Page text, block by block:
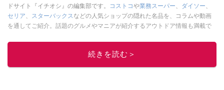
ドサイト『イチオシ』の編集部です。
コストコや業務スーパー、 ダイソー、
セリア、 スターバックスなどの人気ショップの隠れた名品を、コラムや動画
を通してご紹介。話題のグルメやマニアが紹介するアウトドア情報も満載で
レビューしています。毎日トレンド情報をお届けしているので、ぜひ
してください！続きを読む＞